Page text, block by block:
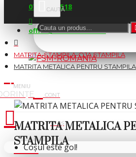
0745.677.518
office@fsm-romania.ro
Cosul tau
Coșul este gol!
MATRITA-STAMPILA-OJA STAMPILA
MATRITA METALICA PENTRU STAMPILA
MATRITA METALICA
STAMPILA